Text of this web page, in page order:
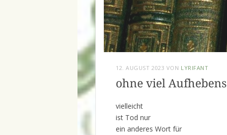
12. AUGUST 2023 VON LYRIFANT
ohne viel Aufhebens
vielleicht
ist Tod nur
ein anderes Wort für